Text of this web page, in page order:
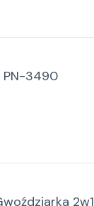
PN-3490
2w1